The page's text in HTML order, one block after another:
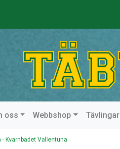
oss Webbshop Tävlingar
- Kvarnbadet Vallentuna